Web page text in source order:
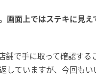
画面上ではステキに見え
舗で手に取って確認する
していますが、今回も